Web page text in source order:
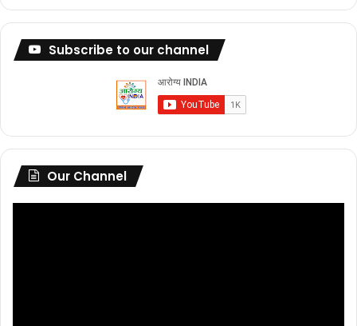
Subscribe to our channel
Our Channel